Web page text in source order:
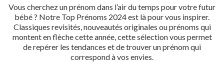
Vous cherchez un prénom dans l’air du temps pour votre futur
bébé ? Notre Top Prénoms 2024 est là pour vous inspirer.
Classiques revisités, nouveautés originales ou prénoms qui
montent en flèche cette année, cette sélection vous permet
de repérer les tendances et de trouver un prénom qui
correspond à vos envies.